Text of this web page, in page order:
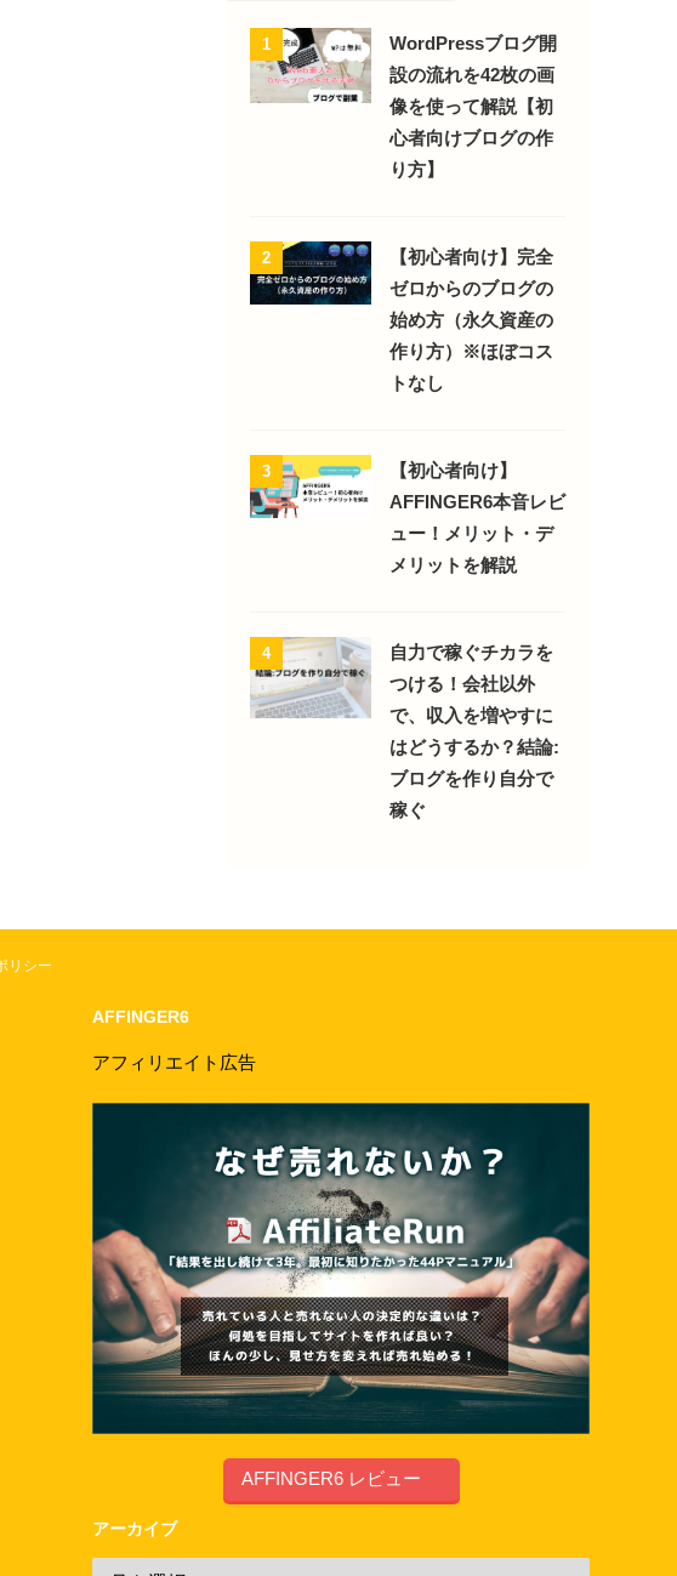
1
WordPressブログ開
設の流れを42枚の画
像を使って解説【初
心者向けブログの作
り方】
2
【初心者向け】完全
ゼロからのブログの
始め方（永久資産の
作り方）※ほぼコス
トなし
3
【初心者向け】
AFFINGER6本音レビ
ュー！メリット・デ
メリットを解説
4
自力で稼ぐチカラを
つける！会社以外
で、収入を増やすに
はどうするか？結論:
ブログを作り自分で
稼ぐ
リシー
AFFINGER6
アフィリエイト広告
AFFINGER6 レビュー
アーカイブ